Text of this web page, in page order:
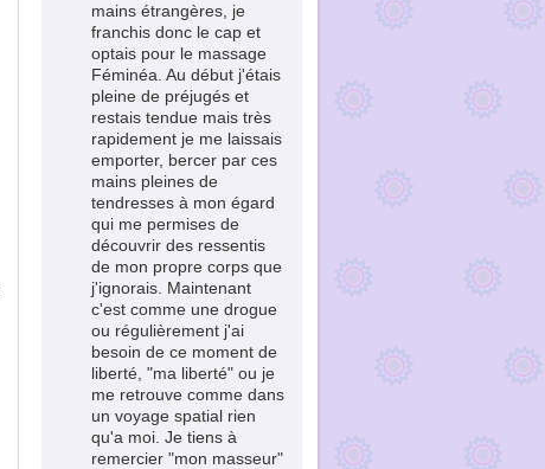
mains étrangères, je
franchis donc le cap et
optais pour le massage
Féminéa. Au début j'étais
pleine de préjugés et
restais tendue mais très
rapidement je me laissais
emporter, bercer par ces
mains pleines de
tendresses à mon égard
qui me permises de
découvrir des ressentis
de mon propre corps que
j'ignorais. Maintenant
c'est comme une drogue
ou régulièrement j'ai
besoin de ce moment de
liberté, "ma liberté" ou je
me retrouve comme dans
un voyage spatial rien
qu'a moi. Je tiens à
remercier "mon masseur"